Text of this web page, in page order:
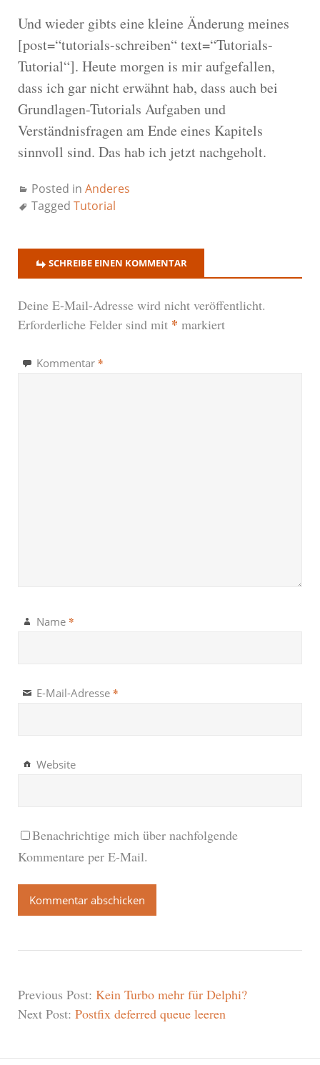
Und wieder gibts eine kleine Änderung meines
[post=“tutorials-schreiben“ text=“Tutorials-
Tutorial“]. Heute morgen is mir aufgefallen,
dass ich gar nicht erwähnt hab, dass auch bei
Grundlagen-Tutorials Aufgaben und
Verständnisfragen am Ende eines Kapitels
sinnvoll sind. Das hab ich jetzt nachgeholt.
Posted in Anderes
Tagged Tutorial
SCHREIBE EINEN KOMMENTAR
Deine E-Mail-Adresse wird nicht veröffentlicht.
Erforderliche Felder sind mit * markiert
Kommentar *
Name *
E-Mail-Adresse *
Website
Benachrichtige mich über nachfolgende
Kommentare per E-Mail.
Previous Post: Kein Turbo mehr für Delphi?
Next Post: Postfix deferred queue leeren